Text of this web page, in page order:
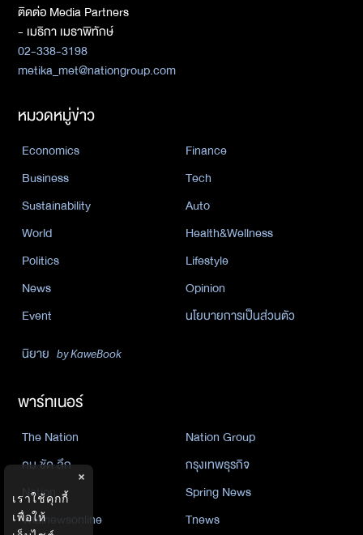
ติดต่อ Media Partners
- เมธิกา เมธาพิทักษ์
02-338-3198
metika_met@nationgroup.com
หมวดหมู่ข่าว
Economics
Finance
Business
Tech
Sustainability
Auto
World
Health&Wellness
Politics
Lifestyle
News
Opinion
Event
นโยบายการเป็นส่วนตัว
นิยาย by KaweBook
พาร์ทเนอร์
The Nation
Nation Group
คม ชัด ลึก
กรุงเทพธุรกิจ
Nation
Spring News
Thainewsonline
Tnews
×
เราใช้คุกกี้
เพื่อให้